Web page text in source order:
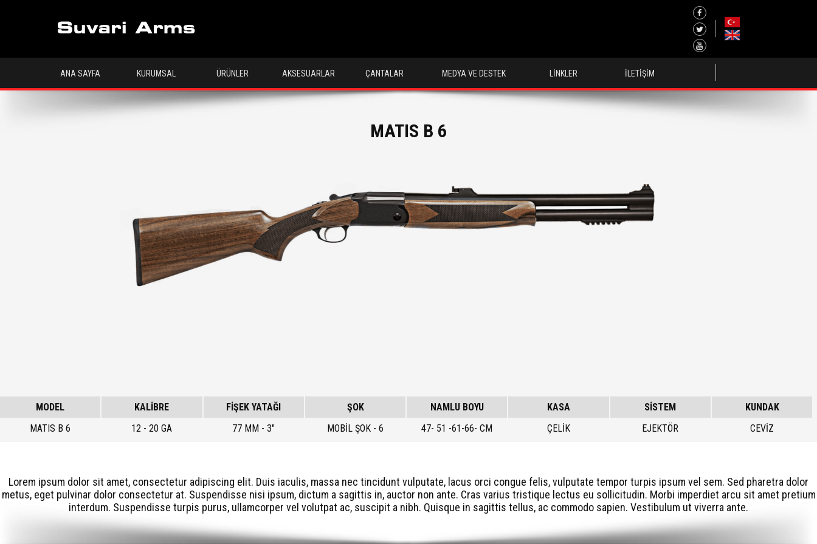
ANA SAYFA KURUMSAL ÜRÜNLER AKSESUARLAR ÇANTALAR MEDYA VE DESTEK LİNKLER İLETİŞİM
MATIS B 6
MODEL
MATIS B 6
KALİBRE
12 - 20 GA
FİŞEK YATAĞI
77 MM - 3"
ŞOK
MOBİL ŞOK - 6
NAMLU BOYU
47- 51 -61-66- CM
KASA
ÇELİK
SİSTEM
EJEKTÖR
KUNDAK
CEVİZ
Lorem ipsum dolor sit amet, consectetur adipiscing elit. Duis iaculis, massa nec tincidunt vulputate, lacus orci congue felis, vulputate tempor turpis ipsum vel sem. Sed pharetra dolor
metus, eget pulvinar dolor consectetur at. Suspendisse nisi ipsum, dictum a sagittis in, auctor non ante. Cras varius tristique lectus eu sollicitudin. Morbi imperdiet arcu sit amet pretium
interdum. Suspendisse turpis purus, ullamcorper vel volutpat ac, suscipit a nibh. Quisque in sagittis tellus, ac commodo sapien. Vestibulum ut viverra ante.